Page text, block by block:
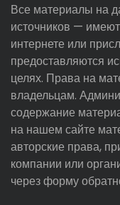
Все материалы на
источников —
интернете или
предоставляются
целях. Права на
владельцам.
содержание
на нашем сайте
авторские права,
компании или
через форму